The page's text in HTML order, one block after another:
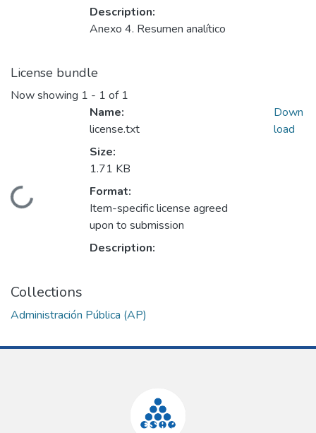
Description:
Anexo 4. Resumen analítico
License bundle
Now showing 1 - 1 of 1
Loading...
Name:
license.txt
Size:
1.71 KB
Format:
Item-specific license agreed
upon to submission
Description:
Down
load
Collections
Administración Pública (AP)